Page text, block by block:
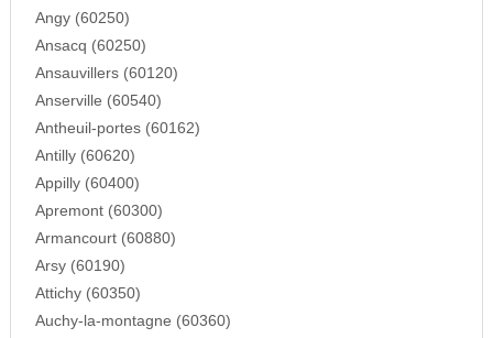
Angy (60250)
Ansacq (60250)
Ansauvillers (60120)
Anserville (60540)
Antheuil-portes (60162)
Antilly (60620)
Appilly (60400)
Apremont (60300)
Armancourt (60880)
Arsy (60190)
Attichy (60350)
Auchy-la-montagne (60360)